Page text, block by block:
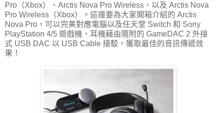
Pro（Xbox）、Arctis Nova Pro Wireless，以及 Arctis Nova
Pro Wireless（Xbox）。這邊要為大家開箱介紹的 Arctis
Nova Pro，可以完美對應電腦以及任天堂 Switch 和 Sony
PlayStation 4/5 遊戲機，耳機藉由隨附的 GameDAC 2 外接
式 USB DAC 以 USB Cable 接駁，獲取最佳的音訊傳遞效
果！